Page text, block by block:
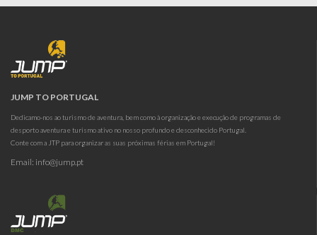
Dedicamo-nos ao turismo de aventura, bem como à organização e execução de programas de
desporto aventura e turismo ativo no nosso profundo e desconhecido Portugal.